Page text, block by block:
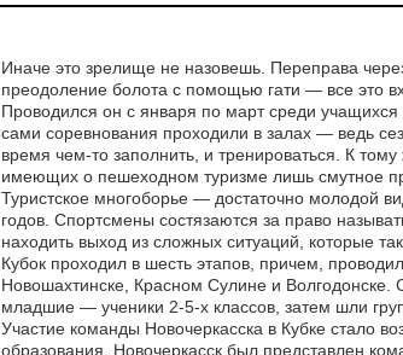
Иначе это зрелище не назовешь. Переправа
преодоление болота с помощью гати — все это
Проводился он с января по март среди
сами соревнования проходили в залах — ведь
время чем-то заполнить, и тренироваться. К
имеющих о пешеходном туризме лишь смутное
Туристское многоборье — достаточно молодой
годов. Спортсмены состязаются за право
находить выход из сложных ситуаций, которые
Кубок проходил в шесть этапов, причем,
Новошахтинске, Красном Сулине и Волгодонске.
младшие — ученики 2-5-х классов, затем шли
Участие команды Новочеркасска в Кубке стало
образования. Новочеркасск был представлен